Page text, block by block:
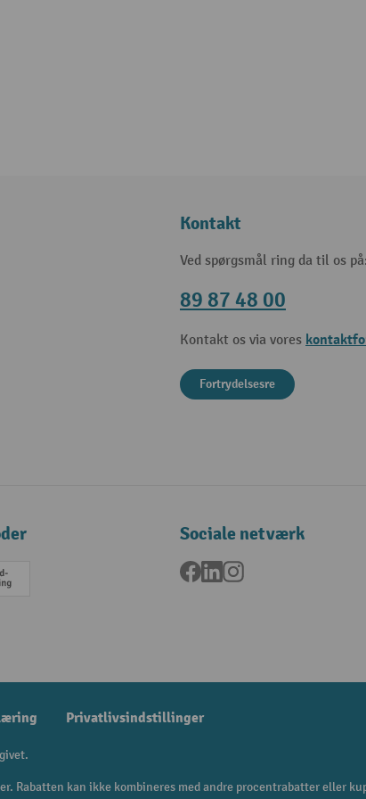
Kontakt
Ved spørgsmål ring da til os på:
89 87 48 00
Kontakt os via vores
Fortrydelsesre
Sociale netværk
Facebook
LinkedInInstagram
Privatlivsindstillinger
Rabatten kan ikke kombineres med andre procentrabatter eller